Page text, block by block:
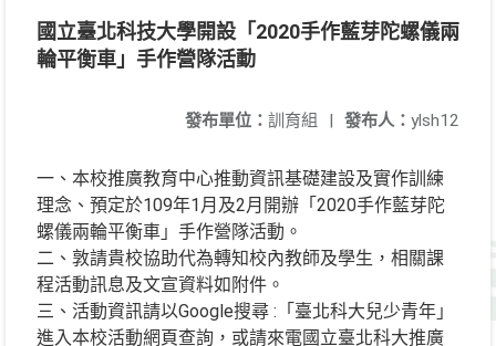
國立臺北科技大學開設「2020手作藍芽陀螺儀兩
輪平衡車」手作營隊活動
發布人： ylsh12
發布單位： 訓育組 |
一、本校推廣教育中心推動資訊基礎建設及實作訓練
理念、預定於109年1月及2月開辦「2020手作藍芽陀
螺儀兩輪平衡車」手作營隊活動。
二、敦請貴校協助代為轉知校內教師及學生，相關課
程活動訊息及文宣資料如附件。
三、活動資訊請以Google搜尋 :「臺北科大兒少青年」
進入本校活動網頁查詢，或請來電國立臺北科大推廣